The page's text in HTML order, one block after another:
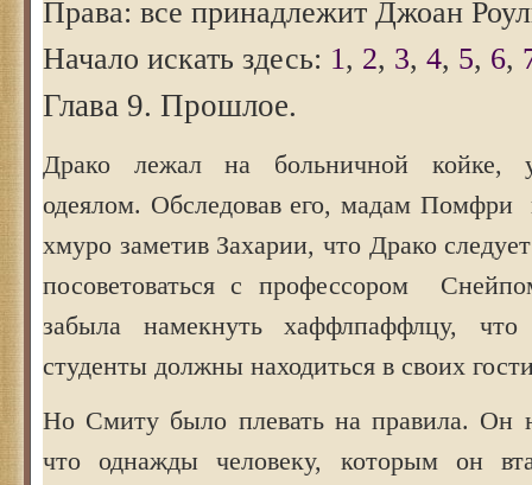
Права: все принадлежит Джоан
Начало искать здесь: 1, 2, 3, 4, 5, 6,
Глава 9. Прошлое.
Драко лежал на больничной койке,
одеялом. Обследовав его, мадам
хмуро заметив Захарии, что Драко
посоветоваться с профессором
забыла намекнуть хаффлпаффлцу,
студенты должны находиться в своих
Но Смиту было плевать на правила. Он
что однажды человеку, которым он